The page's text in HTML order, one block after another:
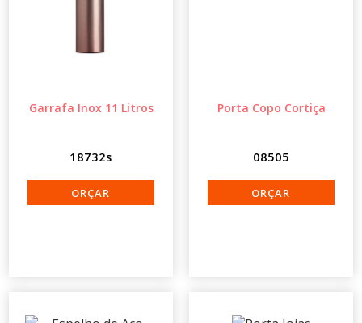
Garrafa Inox 11 Litros
18732s
Porta Copo Cortiça
08505